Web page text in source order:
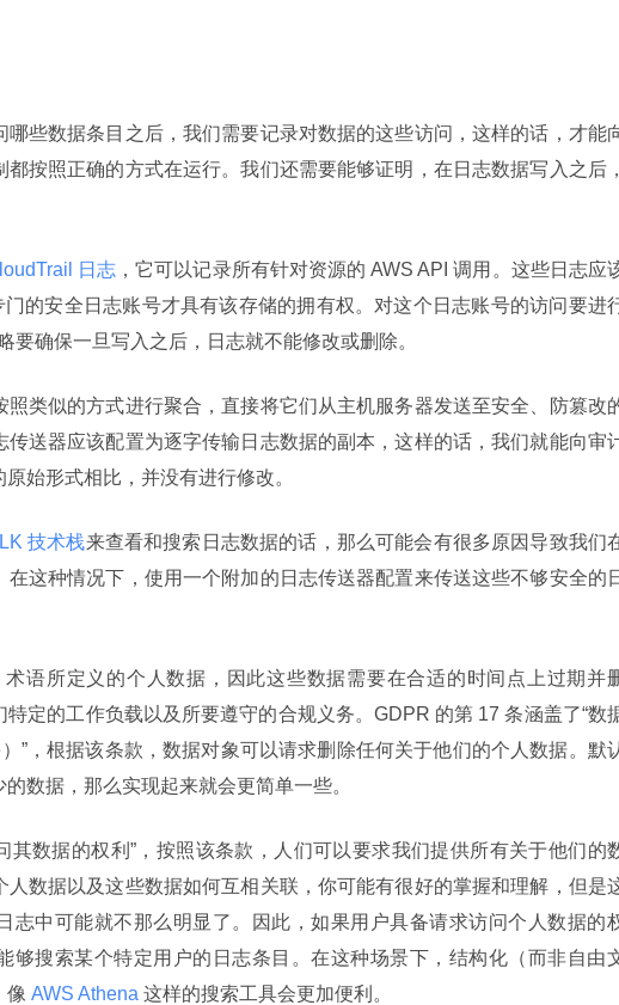
些数据条目之后，我们需要记录对数据的这些访问，这样的话，才能
按照正确的方式在运行。我们还需要能够证明，在日志数据写入之后，
日志 ，它可以记录所有针对资源的 AWS API 调用。这些日志应
的安全日志账号才具有该存储的拥有权。对这个日志账号的访问要进
要确保一旦写入之后，日志就不能修改或删除。
类似的方式进行聚合，直接将它们从主机服务器发送至安全、防篡改
传送器应该配置为逐字传输日志数据的副本，这样的话，我们就能向审
始形式相比，并没有进行修改。
技术栈来查看和搜索日志数据的话，那么可能会有很多原因导致我们
这种情况下，使用一个附加的日志传送器配置来传送这些不够安全的
语所定义的个人数据，因此这些数据需要在合适的时间点上过期并
定的工作负载以及所要遵守的合规义务。GDPR 的第 17 条涵盖了“数
”，根据该条款，数据对象可以请求删除任何关于他们的个人数据。默
数据，那么实现起来就会更简单一些。
其数据的权利”，按照该条款，人们可以要求我们提供所有关于他们的
人数据以及这些数据如何互相关联，你可能有很好的掌握和理解，但是
志中可能就不那么明显了。因此，如果用户具备请求访问个人数据的
够搜索某个特定用户的日志条目。在这种场景下，结构化（而非自由
像 AWS Athena 这样的搜索工具会更加便利。